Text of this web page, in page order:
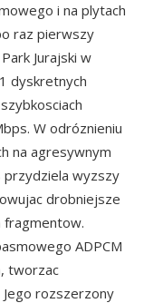
i na plytach
raz pierwszy
Jurajski w
dyskretnych
W odróznieniu
na agresywnym
przydziela wyzszy
drobniejsze
fragmentow.
ADPCM
tworzac
rozszerzony